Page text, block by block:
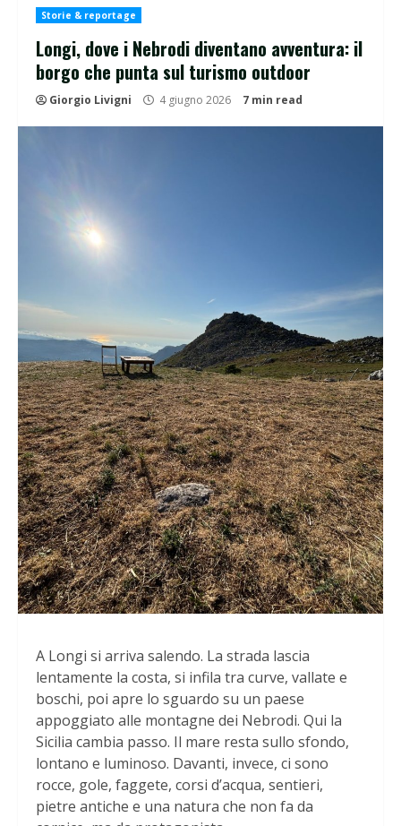
Storie & reportage
Longi, dove i Nebrodi diventano avventura: il
borgo che punta sul turismo outdoor
Giorgio Livigni 4 giugno 2026 7 min read
A Longi si arriva salendo. La strada lascia
lentamente la costa, si infila tra curve, vallate e
boschi, poi apre lo sguardo su un paese
appoggiato alle montagne dei Nebrodi. Qui la
Sicilia cambia passo. Il mare resta sullo sfondo,
lontano e luminoso. Davanti, invece, ci sono
rocce, gole, faggete, corsi d’acqua, sentieri,
pietre antiche e una natura che non fa da